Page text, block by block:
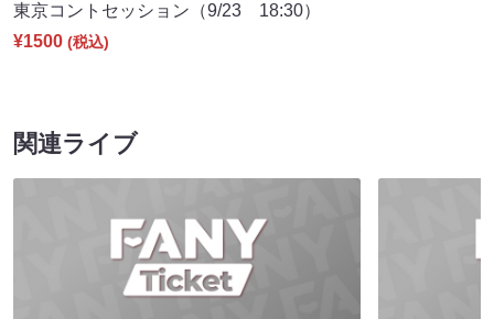
東京コントセッション（9/23 18:30）
¥1500 (税込)
関連ライブ